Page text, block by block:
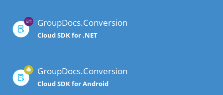
GroupDocs.Conversion
Cloud SDK for .NET
GroupDocs.Conversion
Cloud SDK for Android